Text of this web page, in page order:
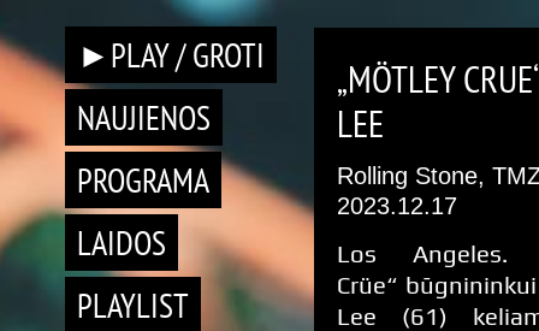
►PLAY / GROTI
NAUJIENOS
PROGRAMA
LAIDOS
PLAYLIST
„MÖTLEY
LEE
Rolling Stone,
2023.12.17
Los Angeles.
Crüe“
Lee (61)